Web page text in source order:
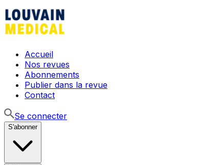
Accueil
Nos revues
Abonnements
Publier dans la revue
Contact
Se connecter
S'abonner